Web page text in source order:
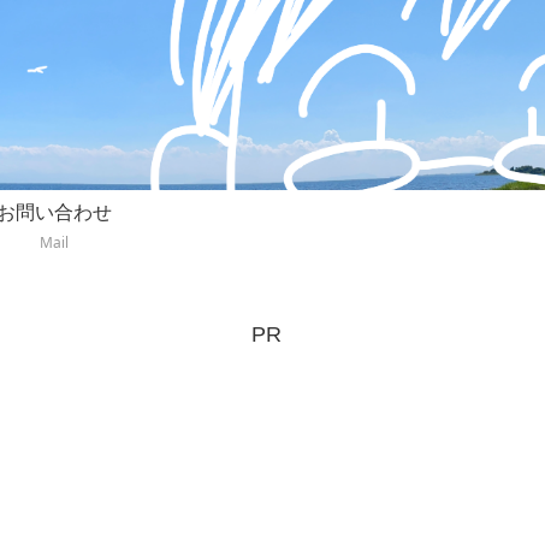
問い合わせ
Mail
PR